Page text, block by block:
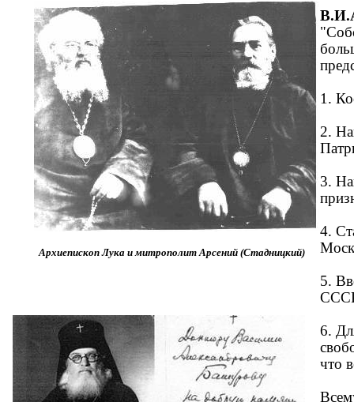
Архиепископ Лука и митрополит Арсений (Стадницкий)
1.
2.
3.
4.
5.
СССР
6.
что